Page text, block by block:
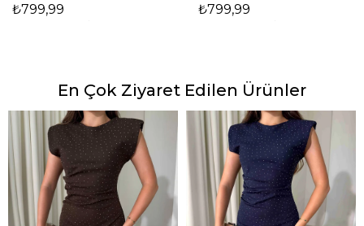
₺799,99 ₺799,99
En Çok Ziyaret Edilen Ürünler